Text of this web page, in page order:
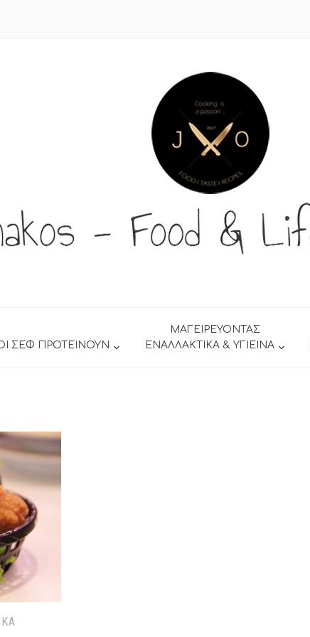
ΣΕΦ ΠΡΟΤΕΙΝΟΥΝ
ΜΑΓΕΙΡΕΥΟΝΤΑΣ
ΕΝΑΛΛΑΚΤΙΚΑ & ΥΓΙΕΙΝΑ